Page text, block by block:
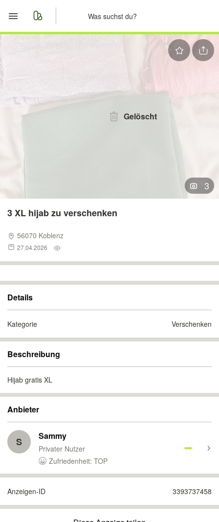
Start
Nachrichten
Gelöscht
3
3 XL hijab zu verschenken
56070 Koblenz
27.04.2026
Details
Kategorie Verschenken
Beschreibung
Hijab gratis XL
Anbieter
S Sammy
Privater Nutzer
Zufriedenheit: TOP
Anzeigen-ID 3393737458